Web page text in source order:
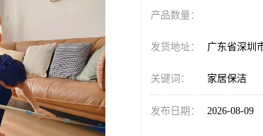
产品数量：
发货地址： 广东省深圳
关键词： 家居保洁
发布日期： 2026-08-09